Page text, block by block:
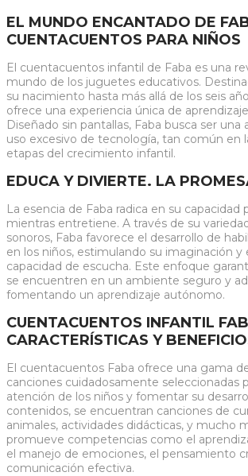
EL MUNDO ENCANTADO DE
CUENTACUENTOS PARA NIÑOS
El cuentacuentos infantil de Faba es una
mundo de los juguetes educativos.
su nacimiento hasta más allá de los seis
ofrece una experiencia única de
Diseñado sin pantallas, Faba busca ser una
uso excesivo de tecnología, tan común en
etapas del crecimiento infantil.
EDUCA Y DIVIERTE. LA
La esencia de Faba radica en su capacidad
mientras entretiene. A través de su
sonoros, Faba favorece el desarrollo de
en los niños, estimulando su imaginación y
capacidad de escucha. Este enfoque
se encuentren en un ambiente seguro y
fomentando un aprendizaje autónomo.
CUENTACUENTOS INFANTIL
CARACTERÍSTICAS Y
El cuentacuentos Faba ofrece una gama
canciones cuidadosamente seleccionadas
atención de los niños y fomentar su
contenidos, se encuentran canciones de
animales, actividades didácticas, y mucho
promueve competencias como el
el manejo de emociones, el pensamiento
comunicación efectiva.